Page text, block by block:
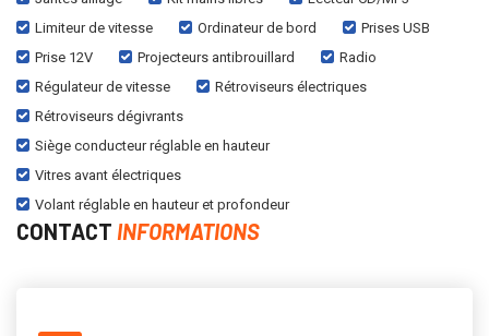
Limiteur de vitesse
Ordinateur de bord
Prises USB
Prise 12V
Projecteurs antibrouillard
Radio
Régulateur de vitesse
Rétroviseurs électriques
Rétroviseurs dégivrants
Siège conducteur réglable en hauteur
Vitres avant électriques
Volant réglable en hauteur et profondeur
CONTACT INFORMATIONS